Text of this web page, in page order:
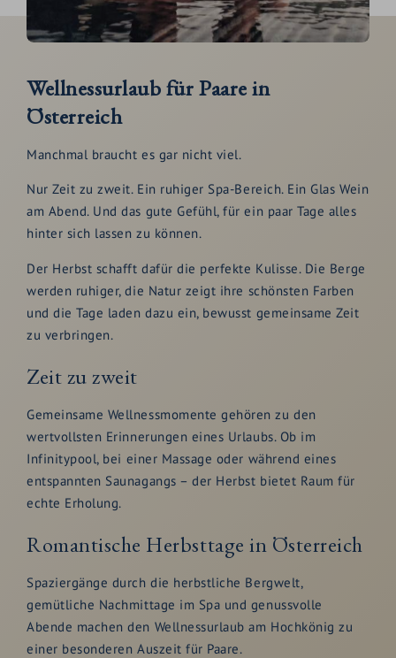
Wellnessurlaub für Paare in
Österreich
Manchmal braucht es gar nicht viel.
Nur Zeit zu zweit. Ein ruhiger Spa-Bereich. Ein Glas Wein
am Abend. Und das gute Gefühl, für ein paar Tage alles
hinter sich lassen zu können.
Der Herbst schafft dafür die perfekte Kulisse. Die Berge
werden ruhiger, die Natur zeigt ihre schönsten Farben
und die Tage laden dazu ein, bewusst gemeinsame Zeit
zu verbringen.
Zeit zu zweit
Gemeinsame Wellnessmomente gehören zu den
wertvollsten Erinnerungen eines Urlaubs. Ob im
Infinitypool, bei einer Massage oder während eines
entspannten Saunagangs – der Herbst bietet Raum für
echte Erholung.
Romantische Herbsttage in Österreich
Spaziergänge durch die herbstliche Bergwelt,
gemütliche Nachmittage im Spa und genussvolle
Abende machen den Wellnessurlaub am Hochkönig zu
einer besonderen Auszeit für Paare.